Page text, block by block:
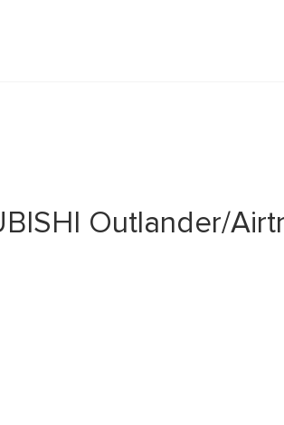
Outlander/